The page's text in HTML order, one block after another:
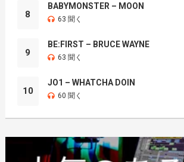
8
BABYMONSTER – MOON
63 聞く
9
BE:FIRST – BRUCE WAYNE
63 聞く
10
JO1 – WHATCHA DOIN
60 聞く